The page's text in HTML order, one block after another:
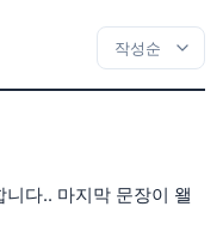
다.. 마지막 문장이 왤